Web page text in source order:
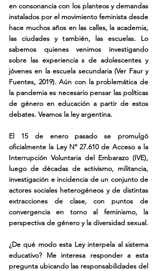
en consonancia con los planteos y demandas
instalados por el movimiento feminista desde
hace muchos años en las calles, la academia,
las ciudades y también, las escuelas. Lo
sabemos quienes venimos investigando
sobre las experiencia s de adolescentes y
jóvenes en la escuela secundaria (Ver Faur y
Fuentes, 2019). Aún con la problemática de
la pandemia es necesario pensar las políticas
de género en educación a partir de estos
debates. Veamos la ley argentina.
El 15 de enero pasado se promulgó
oficialmente la Ley Nº 27.610 de Acceso a la
Interrupción Voluntaria del Embarazo (IVE),
luego de décadas de activismo, militancia,
investigación e incidencia de un conjunto de
actores sociales heterogéneos y de distintas
extracciones de clase, con puntos de
convergencia en torno al feminismo, la
perspectiva de género y la diversidad sexual.
¿De qué modo esta Ley interpela al sistema
educativo? Me interesa responder a esta
pregunta ubicando las responsabilidades del